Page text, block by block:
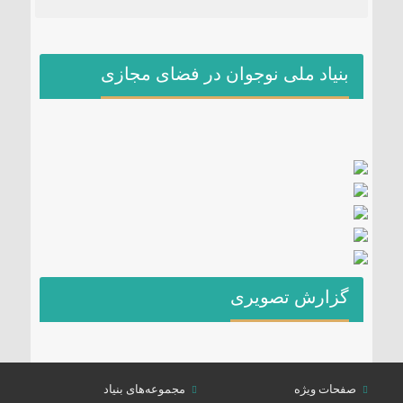
بنیاد ملی نوجوان در فضای مجازی
گزارش تصویری
صفحات ویژه مجموعه‌های بنیاد